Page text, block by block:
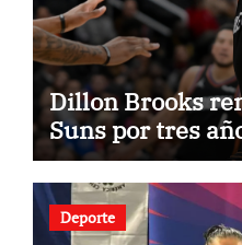
Dillon Brooks
Suns por tres
Deporte